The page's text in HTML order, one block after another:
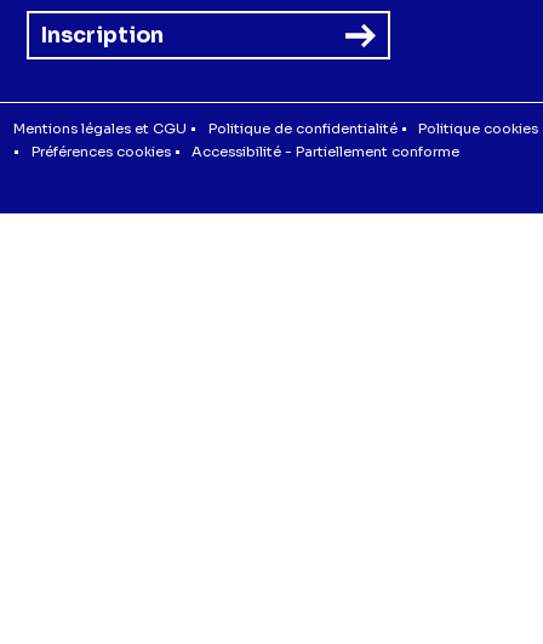
Inscription
Menu
CGV
Mentions légales et CGU Politique de confidentialité
Politique cookies
Préférences cookies
Accessibilité - Partiellement conforme